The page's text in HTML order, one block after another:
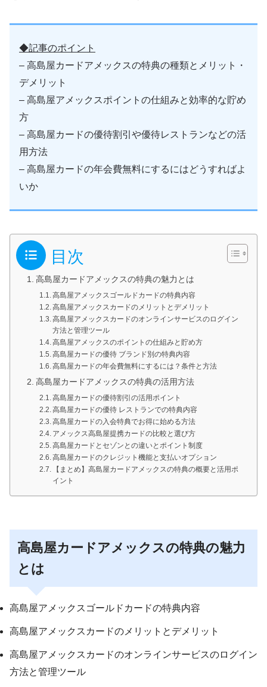
◆記事のポイント
– 高島屋カードアメックスの特典の種類とメリット・
デメリット
– 高島屋アメックスポイントの仕組みと効率的な貯め
方
– 高島屋カードの優待割引や優待レストランなどの活
用方法
– 高島屋カードの年会費無料にするにはどうすればよ
いか
目次
高島屋カードアメックスの特典の魅力とは
高島屋アメックスゴールドカードの特典内容
高島屋アメックスカードのメリットとデメリット
高島屋アメックスカードのオンラインサービスのログイン
方法と管理ツール
高島屋アメックスのポイントの仕組みと貯め方
高島屋カードの優待 ブランド別の特典内容
高島屋カードの年会費無料にするには？条件と方法
高島屋カードアメックスの特典の活用方法
高島屋カードの優待割引の活用ポイント
高島屋カードの優待 レストランでの特典内容
高島屋カードの入会特典でお得に始める方法
アメックス高島屋提携カードの比較と選び方
高島屋カードとセゾンとの違いとポイント制度
高島屋カードのクレジット機能と支払いオプション
【まとめ】高島屋カードアメックスの特典の概要と活用ポ
イント
高島屋カードアメックスの特典の魅力
とは
高島屋アメックスゴールドカードの特典内容
高島屋アメックスカードのメリットとデメリット
高島屋アメックスカードのオンラインサービスのログイン
方法と管理ツール